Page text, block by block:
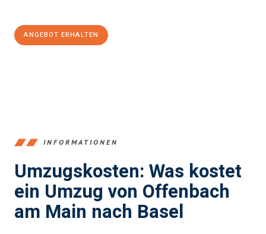
ANGEBOT ERHALTEN
INFORMATIONEN
Umzugskosten: Was kostet
ein Umzug von Offenbach
am Main nach Basel